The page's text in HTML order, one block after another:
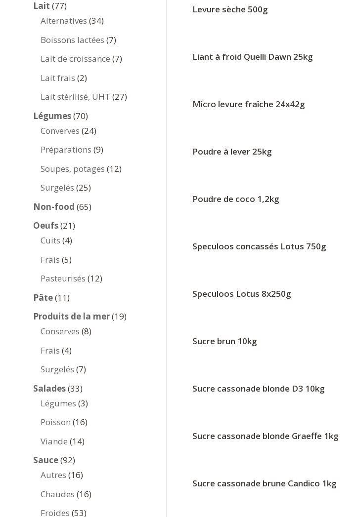
Lait 7777
produits
Alternatives 3434
produits
Boissons lactées 77
produits
Lait de croissance 77
Lait frais 22
produits
Lait stérilisé, UHT 2727
Légumes 7070
produits
Converves 2424
produits
Préparations 99
produits
Soupes, potages 1212
Surgelés 2525
produits
Non-food 6565
Oeufs 2121
Cuits 44
produits
Frais 55
produits
Pasteurisés 1212
Pâte 1111
produits
Produits de la mer 1919
Conserves 88
Frais 44
produits
Surgelés 77
Salades 3333
produits
Légumes 33
produits
Poisson 1616
Viande 1414
Sauce 9292
produits
Autres 1616
produits
Chaudes 1616
Froides 5353
Levure sèche 500g
Liant à froid Quelli Dawn 25kg
Micro levure fraîche 24x42g
Poudre à lever 25kg
Poudre de coco 1,2kg
Speculoos concassés Lotus 750g
Speculoos Lotus 8x250g
Sucre brun 10kg
Sucre cassonade blonde D3 10kg
Sucre cassonade blonde Graeffe 1kg
Sucre cassonade brune Candico 1kg